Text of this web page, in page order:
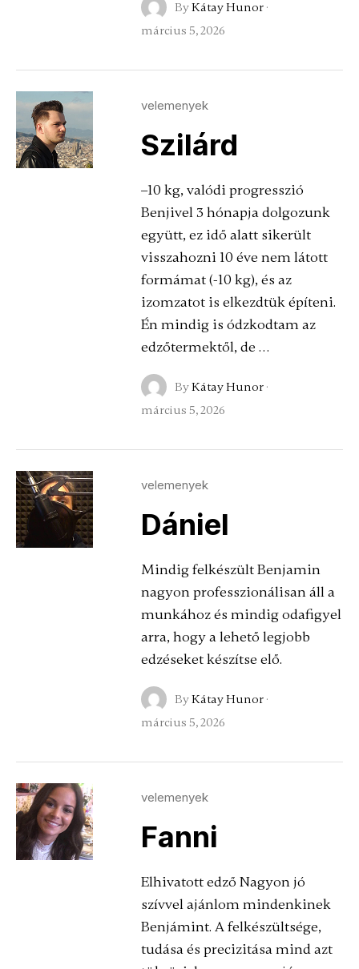
ByKátay Hunor·
március 5, 2026
velemenyek
Szilárd
–10 kg, valódi progresszió
Benjivel 3 hónapja dolgozunk
együtt, ez idő alatt sikerült
visszahozni 10 éve nem látott
formámat (-10 kg), és az
izomzatot is elkezdtük építeni.
Én mindig is ódzkodtam az
edzőtermektől, de …
ByKátay Hunor·
március 5, 2026
velemenyek
Dániel
Mindig felkészült Benjamin
nagyon professzionálisan áll a
munkához és mindig odafigyel
arra, hogy a lehető legjobb
edzéseket készítse elő.
ByKátay Hunor·
március 5, 2026
velemenyek
Fanni
Elhivatott edző Nagyon jó
szívvel ajánlom mindenkinek
Benjámint. A felkészültsége,
tudása és precizitása mind azt